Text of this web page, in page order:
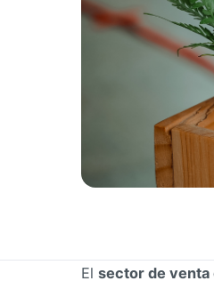
El sector de venta